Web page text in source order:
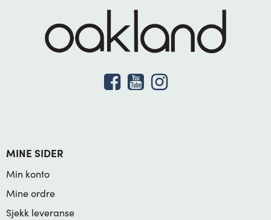
MINE SIDER
Min konto
Mine ordre
Sjekk leveranse